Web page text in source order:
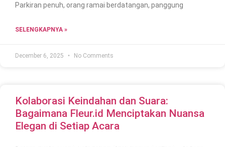
Parkiran penuh, orang ramai berdatangan, panggung
SELENGKAPNYA »
December 6, 2025 No Comments
Kolaborasi Keindahan dan Suara:
Bagaimana Fleur.id Menciptakan Nuansa
Elegan di Setiap Acara